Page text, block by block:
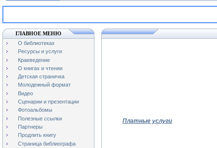
ГЛАВНОЕ МЕНЮ
О библиотеках
Ресурсы и услуги
Краеведение
О книгах и чтении
Детская страничка
Молодежный формат
Видео
Сценарии и презентации
Фотоальбомы
Полезные ссылки
Партнеры
Продлить книгу
Страница библиографа
Платные услуги